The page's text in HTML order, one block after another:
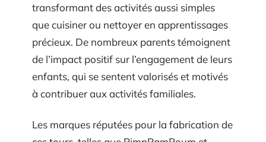
transformant des activités aussi simples
que cuisiner ou nettoyer en apprentissages
précieux. De nombreux parents témoignent
de l’impact positif sur l’engagement de leurs
enfants, qui se sentent valorisés et motivés
à contribuer aux activités familiales.
Les marques réputées pour la fabrication de